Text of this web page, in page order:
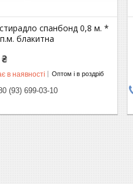
спанбонд 0,8 м. *
блакитна
в наявності Оптом і в роздріб
(93) 699-03-10